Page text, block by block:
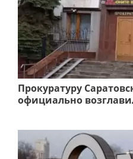
Прокуратуру
официально